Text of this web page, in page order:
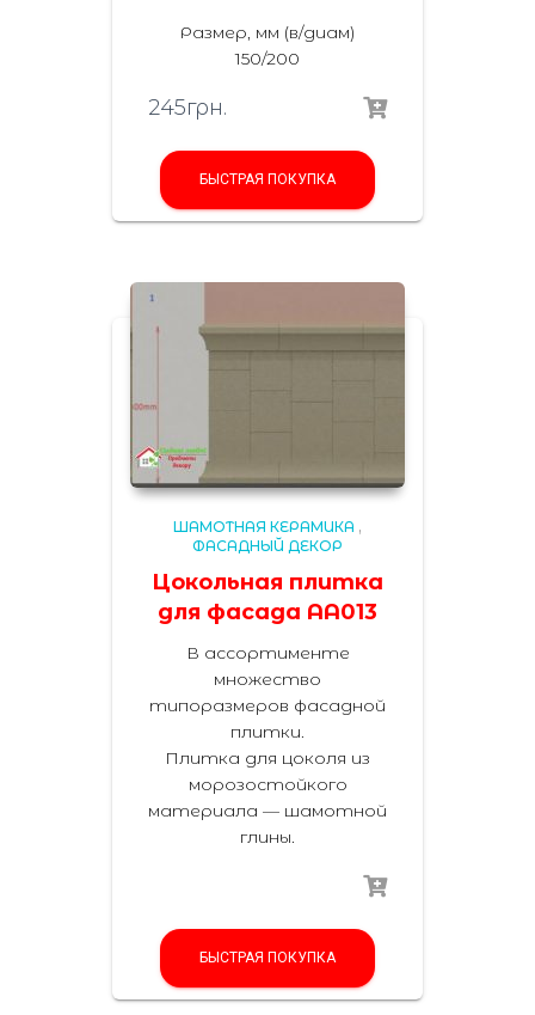
Размер, мм (в/диам)
150/200
245грн.
БЫСТРАЯ ПОКУПКА
ШАМОТНАЯ КЕРАМИКА ,
ФАСАДНЫЙ ДЕКОР
Цокольная плитка
для фасада AA013
В ассортименте
множество
типоразмеров фасадной
плитки.
Плитка для цоколя из
морозостойкого
материала — шамотной
глины.
БЫСТРАЯ ПОКУПКА